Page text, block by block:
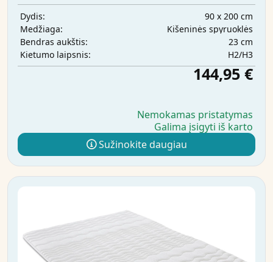
Dydis:
90 x 200 cm
Medžiaga:
Kišeninės spyruoklės
Bendras aukštis:
23 cm
Kietumo laipsnis:
H2/H3
144,95 €
Nemokamas pristatymas
Galima įsigyti iš karto
Sužinokite daugiau